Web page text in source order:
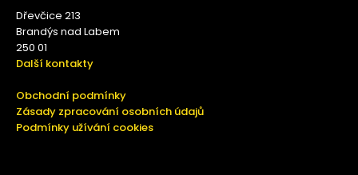
Dřevčice 213
Brandýs nad Labem
250 01
Další kontakty
Obchodní podmínky
Zásady zpracování osobních údajů
Podmínky užívání cookies